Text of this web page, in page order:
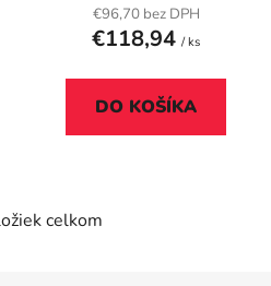
Secure"
€96,70 bez DPH
€118,94 / ks
DO KOŠÍKA
Ocelkom